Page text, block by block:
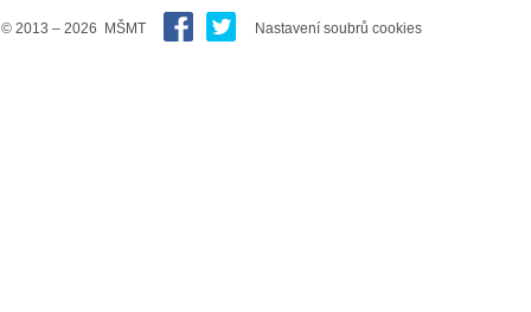
© 2013 – 2026 MŠMT Nastavení soubrů cookies